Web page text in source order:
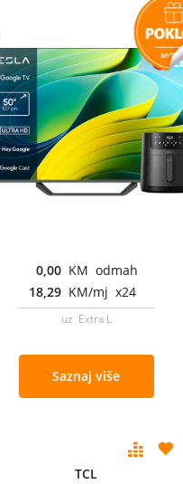
0,00 KM odmah
18,29 KM/mj x24
uz Extra L
Saznaj više
TCL